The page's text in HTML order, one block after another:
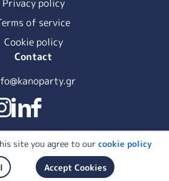
Privacy policy
of service
Cookie policy
Contact
| All Rights Reserved
site you agree to our cookie policy
Accept Cookies